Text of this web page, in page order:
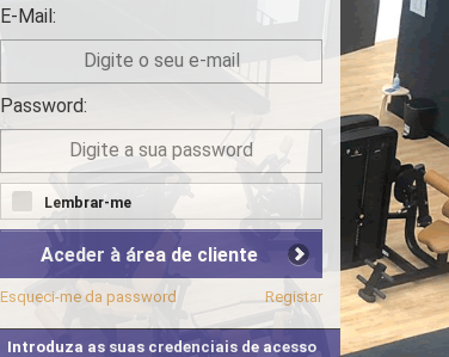
E-Mail:
Password:
Lembrar-me
Aceder à área de cliente
Esqueci-me da password Registar
Introduza as suas credenciais de acesso